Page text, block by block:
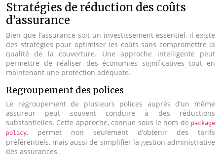
Stratégies de réduction des coûts
d’assurance
Bien que l’assurance soit un investissement essentiel, il existe
des stratégies pour optimiser les coûts sans compromettre la
qualité de la couverture. Une approche intelligente peut
permettre de réaliser des économies significatives tout en
maintenant une protection adéquate.
Regroupement des polices
Le regroupement de plusieurs polices auprès d’un même
assureur peut souvent conduire à des réductions
substantielles. Cette approche, connue sous le nom de package
policy, permet non seulement d’obtenir des tarifs
préférentiels, mais aussi de simplifier la gestion administrative
des assurances.